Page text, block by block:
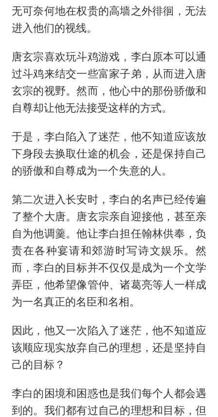
无可奈何地在权贵的高墙之外徘徊，无法
进入他们的视线。
唐玄宗喜欢玩斗鸡游戏，李白原本可以通
过斗鸡来结交一些富家子弟，从而进入唐
玄宗的视野。然而，他心中的那份骄傲和
自尊却让他无法接受这样的方式。
于是，李白陷入了迷茫，他不知道应该放
下身段去换取仕途的机会，还是保持自己
的骄傲和自尊成为一个失意的人。
第二次进入长安时，李白的名声已经传遍
了整个大唐。唐玄宗亲自迎接他，甚至亲
自为他调羹。他让李白担任翰林供奉，负
责在各种宴请和郊游时写诗文娱乐。然
而，李白的目标并不仅仅是成为一个文学
弄臣，他希望像管仲、诸葛亮等人一样成
为一名真正的名臣和名相。
因此，他又一次陷入了迷茫，他不知道应
该顺应现实放弃自己的理想，还是坚持自
己的目标？
李白的困境和困惑也是我们每个人都会遇
到的。我们都有过自己的理想和目标，但